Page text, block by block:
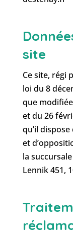
site
Ce site, régi
loi du 8
que
et du 26
qu’il
et
la succursale
Lennik 451,